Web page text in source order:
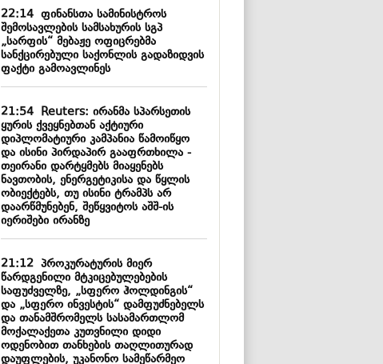
22:14ფინანსთა სამინისტროს
შემოსავლების სამსახურის სგპ
„სარფის“ მებაჟე ოფიცრებმა
სანქცირებული საქონლის გადაზიდვის
ფაქტი გამოავლინეს
21:54Reuters: ირანმა სპარსეთის
ყურის ქვეყნებთან აქტიური
დიპლომატიური კამპანია წამოიწყო
და ისინი პირდაპირ გააფრთხილა -
თეირანი დარტყმებს მიაყენებს
ნავთობის, ენერგეტიკისა და წყლის
ობიექტებს, თუ ისინი ტრამპს არ
დაარწმუნებენ, შეწყვიტოს აშშ-ის
იერიშები ირანზე
21:12პროკურატურის მიერ
წარდგენილი მტკიცებულებების
საფუძველზე, „სფერო ჰოლდინგის“
და „სფერო ინვესტის“ დამფუძნებელს
და თანამშრომელს სასამართლომ
მოქალაქეთა კუთვნილი დიდი
ოდენობით თანხების თაღლითურად
დაუფლების, უკანონო სამეწარმეო